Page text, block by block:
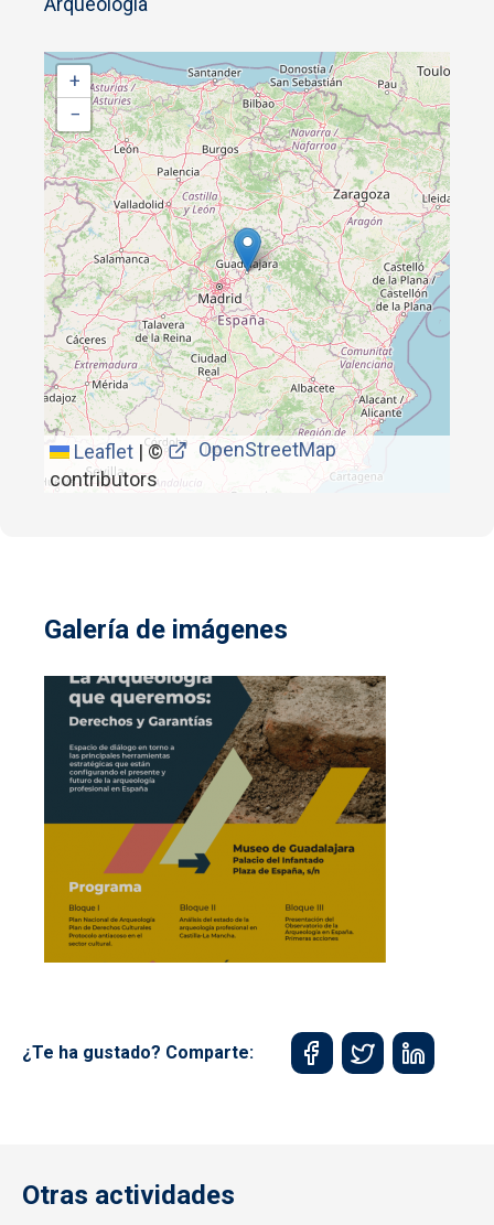
+
−
Leaflet |©
OpenStreetMap
contributors
Galería de imágenes
¿Te ha gustado? Comparte:
Otras actividades